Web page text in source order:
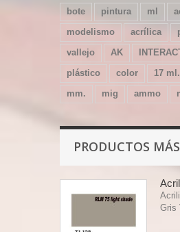
bote pintura ml
modelismo
acrílica
vallejo
AK
plástico
color 17 ml.
mm.
mig ammo
PRODUCTOS
Gris